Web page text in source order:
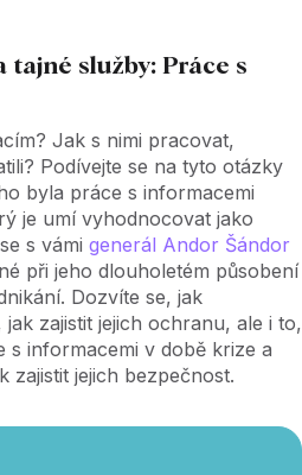
tajné služby: Práce s
Jak s nimi pracovat,
Podívejte se na tyto otázky
byla práce s informacemi
je umí vyhodnocovat jako
s vámi generál Andor Šándor
při jeho dlouholetém působení
Dozvíte se, jak
zajistit jejich ochranu, ale i to,
s informacemi v době krize a
zajistit jejich bezpečnost.